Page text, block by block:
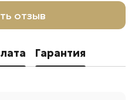
отзыв
Гарантия